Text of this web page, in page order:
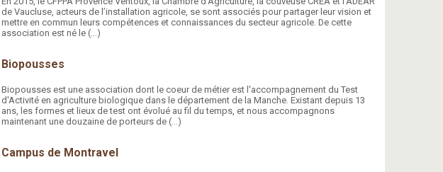
de Vaucluse, acteurs de l’installation agricole, se sont associés pour partager leur vision et
mettre en commun leurs compétences et connaissances du secteur agricole. De cette
association est né le (…)
Biopousses
Biopousses est une association dont le coeur de métier est l'accompagnement du Test
d'Activité en agriculture biologique dans le département de la Manche. Existant depuis 13
ans, les formes et lieux de test ont évolué au fil du temps, et nous accompagnons
maintenant une douzaine de porteurs de (…)
Campus de Montravel